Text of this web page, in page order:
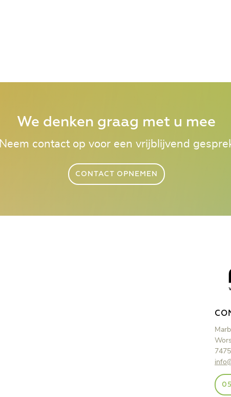
We denken graag met u mee
Neem contact op voor een vrijblijvend
CONTACT OPNEMEN